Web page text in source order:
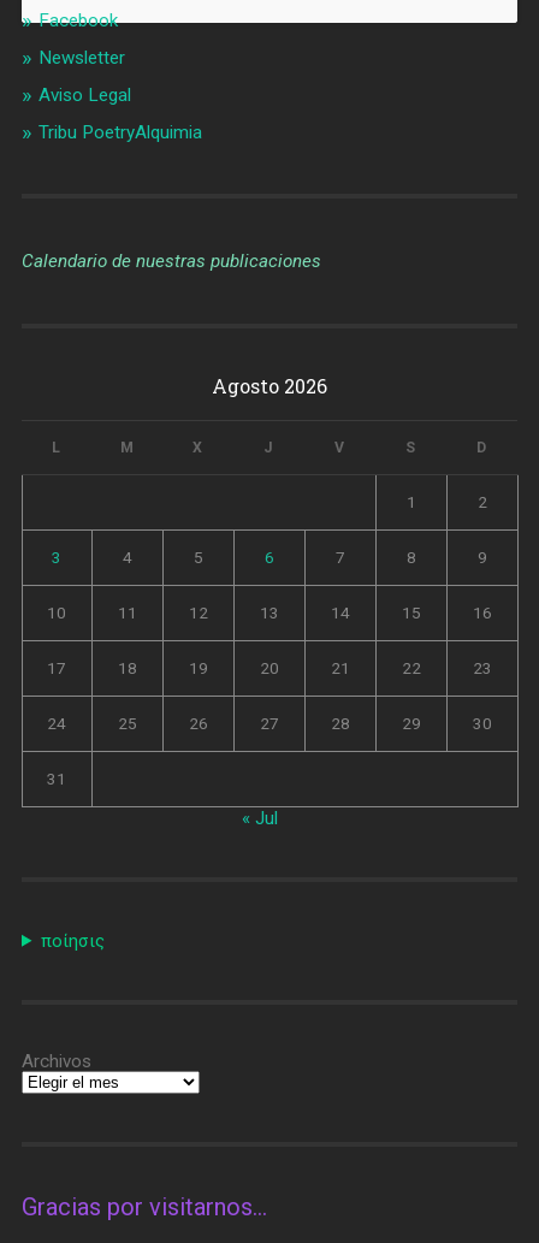
Facebook
Newsletter
Aviso Legal
Tribu PoetryAlquimia
Calendario de nuestras publicaciones
Agosto 2026
L M X J V S D
1 2
3 4 5 6 7 8 9
10 11 12 13 14 15 16
17 18 19 20 21 22 23
24 25 26 27 28 29 30
31
« Jul
ποίησις
Archivos
Gracias por visitarnos…